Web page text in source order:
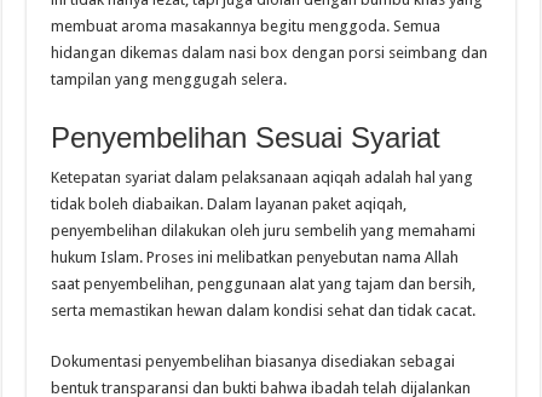
membuat aroma masakannya begitu menggoda. Semua
hidangan dikemas dalam nasi box dengan porsi seimbang dan
tampilan yang menggugah selera.
Penyembelihan Sesuai Syariat
Ketepatan syariat dalam pelaksanaan aqiqah adalah hal yang
tidak boleh diabaikan. Dalam layanan paket aqiqah,
penyembelihan dilakukan oleh juru sembelih yang memahami
hukum Islam. Proses ini melibatkan penyebutan nama Allah
saat penyembelihan, penggunaan alat yang tajam dan bersih,
serta memastikan hewan dalam kondisi sehat dan tidak cacat.
Dokumentasi penyembelihan biasanya disediakan sebagai
bentuk transparansi dan bukti bahwa ibadah telah dijalankan